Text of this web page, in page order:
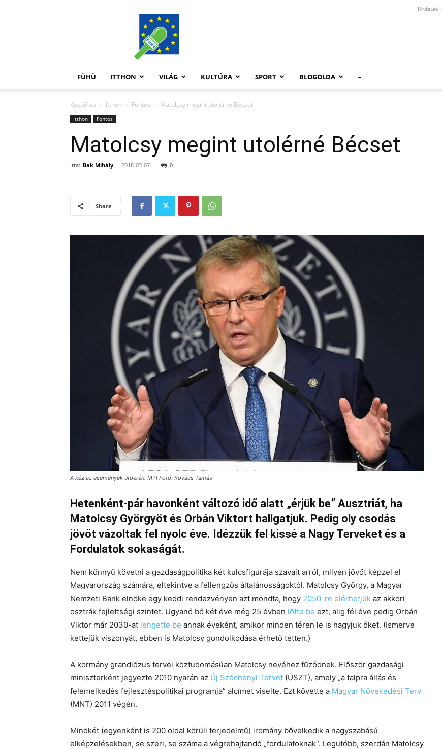
FüHü
- Hirdetés -
FÜHÜ ITTHON VILÁG KULTÚRA SPORT BLOGOLDA –
Kezdőlap Itthon Fontos Matolcsy megint utolérné Bécset
Itthon Fontos
Matolcsy megint utolérné Bécset
Írta: Bak Mihály - 2018-03-07 0
Share
A kéz az események ütőerén. MTI Fotó: Kovács Tamás
Hetenként-pár havonként változó idő alatt „érjük be” Ausztriát, ha
Matolcsy Györgyöt és Orbán Viktort hallgatjuk. Pedig oly csodás
jövőt vázoltak fel nyolc éve. Idézzük fel kissé a Nagy Terveket és a
Fordulatok sokaságát.
Nem könnyű követni a gazdaságpolitika két kulcsfigurája szavait arról, milyen jövőt képzel el
Magyarország számára, eltekintve a fellengzős általánosságoktól. Matolcsy György, a Magyar
Nemzeti Bank elnöke egy keddi rendezvényen azt mondta, hogy 2050-re elérhetjük az akkori
osztrák fejlettségi szintet. Ugyanő bő két éve még 25 évben lőtte be ezt, alig fél éve pedig Orbán
Viktor már 2030-at lengette be annak éveként, amikor minden téren le is hagyjuk őket. (Ismerve
kettejük viszonyát, ebben is Matolcsy gondolkodása érhető tetten.)
A kormány grandiózus tervei köztudomásúan Matolcsy nevéhez fűződnek. Először gazdasági
miniszterként jegyezte 2010 nyarán az Új Széchenyi Tervet (ÚSZT), amely „a talpra állás és
felemelkedés fejlesztéspolitikai programja” alcímet viselte. Ezt követte a Magyar Növekedési Terv
(MNT) 2011 végén.
Mindkét (egyenként is 200 oldal körüli terjedelmű) iromány bővelkedik a nagyszabású
elképzelésekben, se szeri, se száma a végrehajtandó „fordulatoknak”. Legutóbb, szerdán Matolcsy